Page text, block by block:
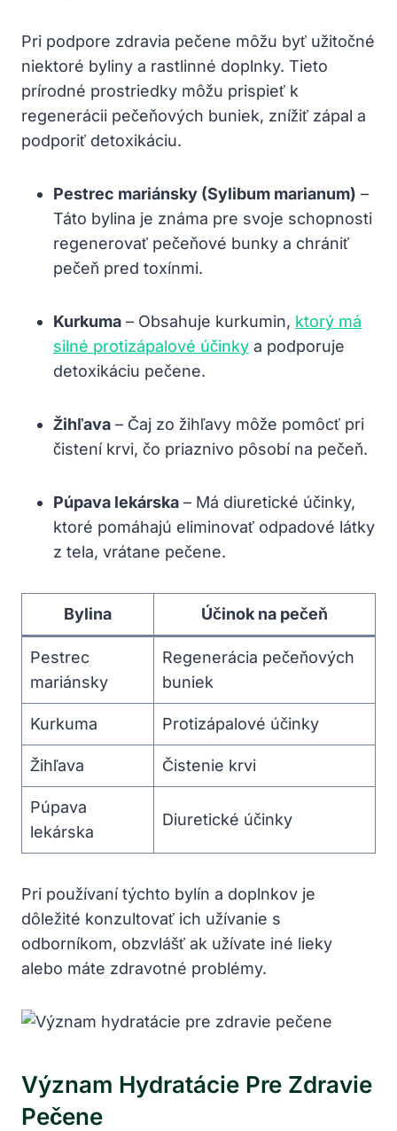
Pri podpore zdravia pečene môžu byť užitočné
niektoré byliny a rastlinné doplnky. Tieto
prírodné prostriedky môžu prispieť k
regenerácii pečeňových buniek, znížiť zápal a
podporiť detoxikáciu.
Pestrec mariánsky (Sylibum marianum) –
Táto bylina je známa pre svoje schopnosti
regenerovať pečeňové bunky a chrániť
pečeň pred toxínmi.
Kurkuma – Obsahuje kurkumin, ktorý má
silné protizápalové účinky a podporuje
detoxikáciu pečene.
Žihľava – Čaj zo žihľavy môže pomôcť pri
čistení krvi, čo priaznivo pôsobí na pečeň.
Púpava lekárska – Má diuretické účinky,
ktoré pomáhajú eliminovať odpadové látky
z tela, vrátane pečene.
Bylina Účinok na pečeň
Pestrec
mariánsky
Regenerácia pečeňových
buniek
Kurkuma Protizápalové účinky
Žihľava Čistenie krvi
Púpava
lekárska
Diuretické účinky
Pri používaní týchto bylín a doplnkov je
dôležité konzultovať ich užívanie s
odborníkom, obzvlášť ak užívate iné lieky
alebo máte zdravotné problémy.
Význam Hydratácie Pre Zdravie
Pečene